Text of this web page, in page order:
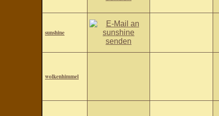
sunshine
wolkenhimmel